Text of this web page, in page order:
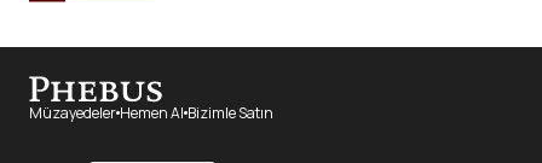
Müzayedeler Hemen Al Bizimle Satın